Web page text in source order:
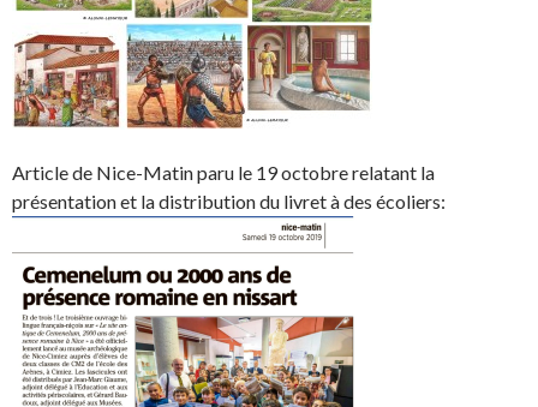
Article de Nice-Matin paru le 19 octobre relatant la
présentation et la distribution du livret à des écoliers: